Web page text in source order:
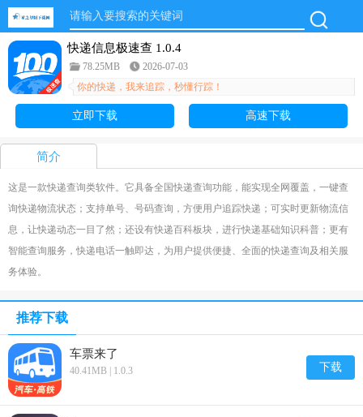
快递信息极速查 1.0.4
78.25MB
2026-07-03
你的快递，我来追踪，秒懂行踪！
立即下载 高速下载
简介
这是一款快递查询类软件。它具备全国快递查询功能，能实现全网覆盖，一键查
询快递物流状态；支持单号、号码查询，方便用户追踪快递；可实时更新物流信
息，让快递动态一目了然；还设有快递百科板块，进行快递基础知识科普；更有
智能查询服务，快递电话一触即达，为用户提供便捷、全面的快递查询及相关服
务体验。
推荐下载
车票来了
40.41MB | 1.0.3 下载